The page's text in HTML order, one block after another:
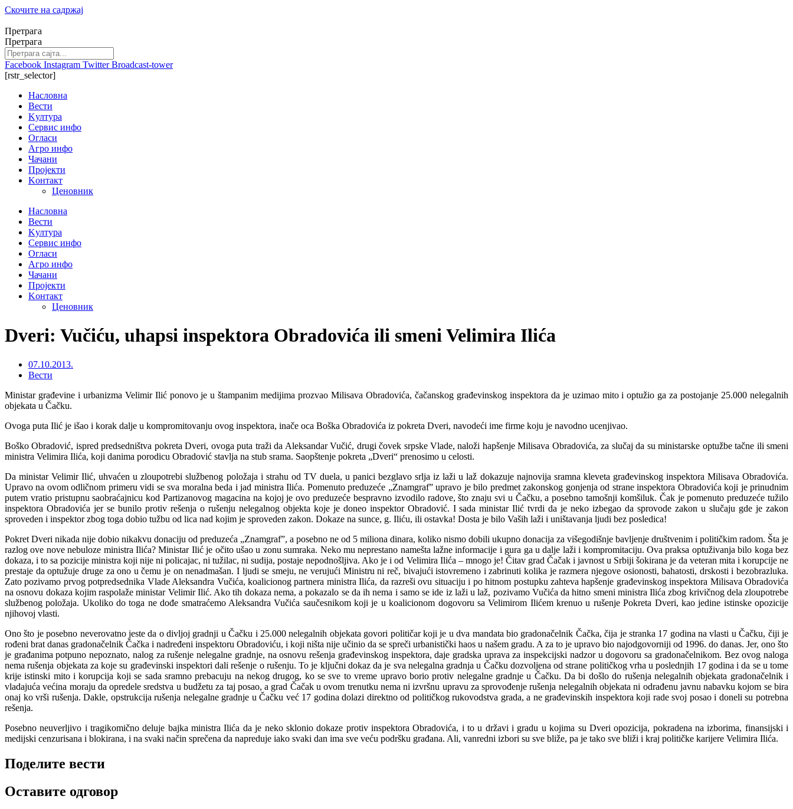
Скочите на садржај
Претрага
Претрага
Facebook Instagram Twitter Broadcast-tower
[rstr_selector]
Насловна
Вести
Kултура
Сервис инфо
Огласи
Агро инфо
Чачани
Пројекти
Kонтакт
Ценовник
Насловна
Вести
Kултура
Сервис инфо
Огласи
Агро инфо
Чачани
Пројекти
Kонтакт
Ценовник
Dveri: Vučiću, uhapsi inspektora Obradovića ili smeni Velimira Ilića
07.10.2013.
Вести
Ministar građevine i urbanizma Velimir Ilić ponovo je u štampanim medijima prozvao Milisava Obradovića, čačanskog građevinskog inspektora da je uzimao mito i optužio ga za postojanje 25.000 nelegalnih
objekata u Čačku.
Ovoga puta Ilić je išao i korak dalje u kompromitovanju ovog inspektora, inače oca Boška Obradovića iz pokreta Dveri, navodeći ime firme koju je navodno ucenjivao.
Boško Obradović, ispred predsedništva pokreta Dveri, ovoga puta traži da Aleksandar Vučić, drugi čovek srpske Vlade, naloži hapšenje Milisava Obradovića, za slučaj da su ministarske optužbe tačne ili smeni
ministra Velimira Ilića, koji danima porodicu Obradović stavlja na stub srama. Saopštenje pokreta „Dveri“ prenosimo u celosti.
Da ministar Velimir Ilić, uhvaćen u zloupotrebi službenog položaja i strahu od TV duela, u panici bezglavo srlja iz laži u laž dokazuje najnovija sramna kleveta građevinskog inspektora Milisava Obradovića.
Upravo na ovom odličnom primeru vidi se sva moralna beda i jad ministra Ilića. Pomenuto preduzeće „Znamgraf” upravo je bilo predmet zakonskog gonjenja od strane inspektora Obradovića koji je prinudnim
putem vratio pristupnu saobraćajnicu kod Partizanovog magacina na kojoj je ovo preduzeće bespravno izvodilo radove, što znaju svi u Čačku, a posebno tamošnji komšiluk. Čak je pomenuto preduzeće tužilo
inspektora Obradovića jer se bunilo protiv rešenja o rušenju nelegalnog objekta koje je doneo inspektor Obradović. I sada ministar Ilić tvrdi da je neko izbegao da sprovode zakon u slučaju gde je zakon
sproveden i inspektor zbog toga dobio tužbu od lica nad kojim je sproveden zakon. Dokaze na sunce, g. Iliću, ili ostavka! Dosta je bilo Vaših laži i uništavanja ljudi bez posledica!
Pokret Dveri nikada nije dobio nikakvu donaciju od preduzeća „Znamgraf”, a posebno ne od 5 miliona dinara, koliko nismo dobili ukupno donacija za višegodišnje bavljenje društvenim i političkim radom. Šta je
razlog ove nove nebuloze ministra Ilića? Ministar Ilić je očito ušao u zonu sumraka. Neko mu neprestano namešta lažne informacije i gura ga u dalje laži i kompromitaciju. Ova praksa optuživanja bilo koga bez
dokaza, i to sa pozicije ministra koji nije ni policajac, ni tužilac, ni sudija, postaje nepodnošljiva. Ako je i od Velimira Ilića – mnogo je! Čitav grad Čačak i javnost u Srbiji šokirana je da veteran mita i korupcije ne
prestaje da optužuje druge za ono u čemu je on nenadmašan. I ljudi se smeju, ne verujući Ministru ni reč, bivajući istovremeno i zabrinuti kolika je razmera njegove osionosti, bahatosti, drskosti i bezobrazluka.
Zato pozivamo prvog potpredsednika Vlade Aleksandra Vučića, koalicionog partnera ministra Ilića, da razreši ovu situaciju i po hitnom postupku zahteva hapšenje građevinskog inspektora Milisava Obradovića
na osnovu dokaza kojim raspolaže ministar Velimir Ilić. Ako tih dokaza nema, a pokazalo se da ih nema i samo se ide iz laži u laž, pozivamo Vučića da hitno smeni ministra Ilića zbog krivičnog dela zloupotrebe
službenog položaja. Ukoliko do toga ne dođe smatraćemo Aleksandra Vučića saučesnikom koji je u koalicionom dogovoru sa Velimirom Ilićem krenuo u rušenje Pokreta Dveri, kao jedine istinske opozicije
njihovoj vlasti.
Ono što je posebno neverovatno jeste da o divljoj gradnji u Čačku i 25.000 nelegalnih objekata govori političar koji je u dva mandata bio gradonačelnik Čačka, čija je stranka 17 godina na vlasti u Čačku, čiji je
rođeni brat danas gradonačelnik Čačka i nadređeni inspektoru Obradoviću, i koji ništa nije učinio da se spreči urbanistički haos u našem gradu. A za to je upravo bio najodgovorniji od 1996. do danas. Jer, ono što
je građanima potpuno nepoznato, nalog za rušenje nelegalne gradnje, na osnovu rešenja građevinskog inspektora, daje gradska uprava za inspekcijski nadzor u dogovoru sa gradonačelnikom. Bez ovog naloga
nema rušenja objekata za koje su građevinski inspektori dali rešenje o rušenju. To je ključni dokaz da je sva nelegalna gradnja u Čačku dozvoljena od strane političkog vrha u poslednjih 17 godina i da se u tome
krije istinski mito i korupcija koji se sada sramno prebacuju na nekog drugog, ko se sve to vreme upravo borio protiv nelegalne gradnje u Čačku. Da bi došlo do rušenja nelegalnih objekata gradonačelnik i
vladajuća većina moraju da opredele sredstva u budžetu za taj posao, a grad Čačak u ovom trenutku nema ni izvršnu upravu za sprovođenje rušenja nelegalnih objekata ni odrađenu javnu nabavku kojom se bira
onaj ko vrši rušenja. Dakle, opstrukcija rušenja nelegalne gradnje u Čačku već 17 godina dolazi direktno od političkog rukovodstva grada, a ne građevinskih inspektora koji rade svoj posao i doneli su potrebna
rešenja.
Posebno neuverljivo i tragikomično deluje bajka ministra Ilića da je neko sklonio dokaze protiv inspektora Obradovića, i to u državi i gradu u kojima su Dveri opozicija, pokradena na izborima, finansijski i
medijski cenzurisana i blokirana, i na svaki način sprečena da napreduje iako svaki dan ima sve veću podršku građana. Ali, vanredni izbori su sve bliže, pa je tako sve bliži i kraj političke karijere Velimira Ilića.
Поделите вести
Оставите одговор